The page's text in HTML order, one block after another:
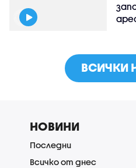
ВСИЧКИ
НОВИНИ
Последни
Всичко от днес